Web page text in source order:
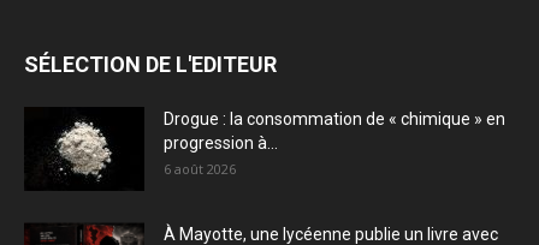
SÉLECTION DE L'EDITEUR
Drogue : la consommation de « chimique » en
progression à...
6 août 2026
À Mayotte, une lycéenne publie un livre avec